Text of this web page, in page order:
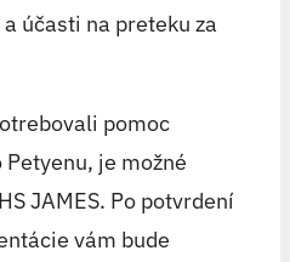
účasti na preteku za
pomoc
je možné
JAMES. Po potvrdení
vám bude